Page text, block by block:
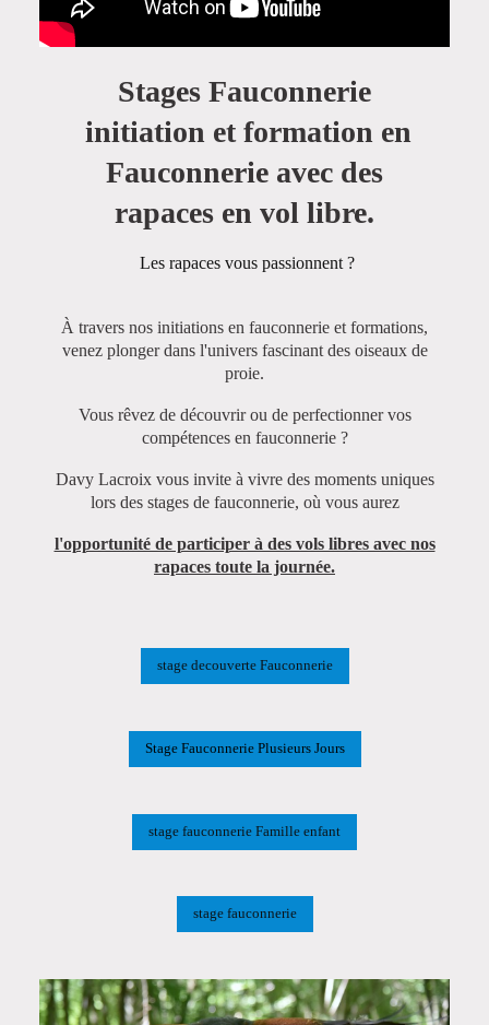
Stages Fauconnerie
initiation et formation en
Fauconnerie avec des
rapaces en vol libre.
Les rapaces vous passionnent ?
À travers nos initiations en fauconnerie et formations,
venez plonger dans l'univers fascinant des oiseaux de
proie.
Vous rêvez de découvrir ou de perfectionner vos
compétences en fauconnerie ?
Davy Lacroix vous invite à vivre des moments uniques
lors des stages de fauconnerie, où vous aurez
l'opportunité de participer à des vols libres avec nos
rapaces toute la journée.
stage decouverte Fauconnerie
Stage Fauconnerie Plusieurs Jours
stage fauconnerie Famille enfant
stage fauconnerie